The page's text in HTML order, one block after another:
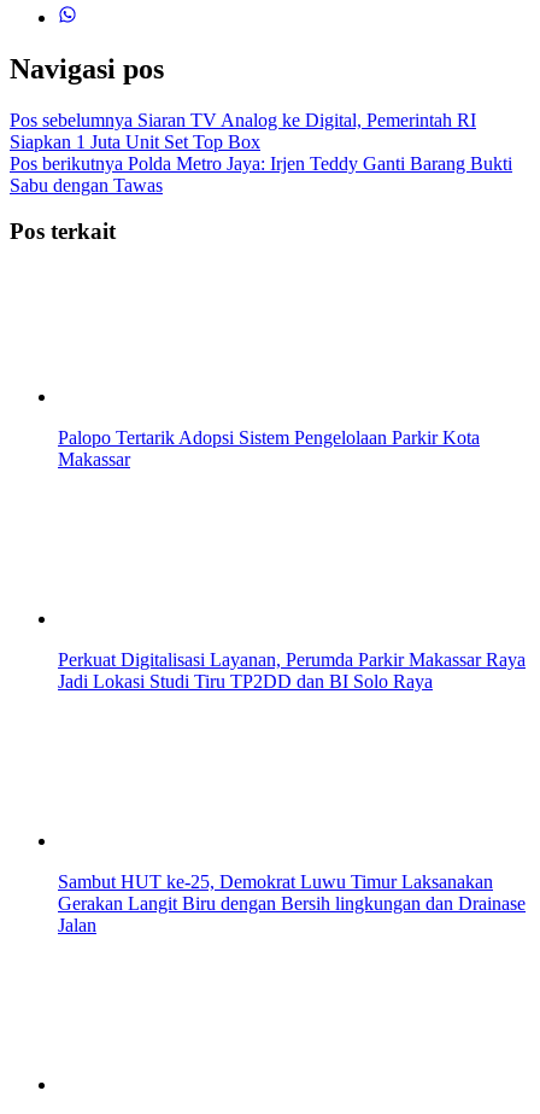
Navigasi pos
Pos sebelumnya Siaran TV Analog ke Digital, Pemerintah RI
Siapkan 1 Juta Unit Set Top Box
Pos berikutnya Polda Metro Jaya: Irjen Teddy Ganti Barang Bukti
Sabu dengan Tawas
Pos terkait
Palopo Tertarik Adopsi Sistem Pengelolaan Parkir Kota
Makassar
Perkuat Digitalisasi Layanan, Perumda Parkir Makassar Raya
Jadi Lokasi Studi Tiru TP2DD dan BI Solo Raya
Sambut HUT ke-25, Demokrat Luwu Timur Laksanakan
Gerakan Langit Biru dengan Bersih lingkungan dan Drainase
Jalan